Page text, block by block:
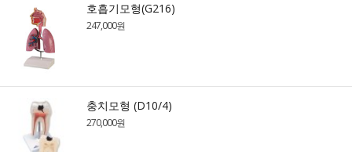
호흡기모형(G216)
247,000원
충치모형 (D10/4)
270,000원